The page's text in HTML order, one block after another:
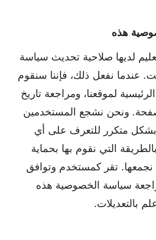
هذه
لديها صلاحية تحديث سياسة
عندما نفعل ذلك، فإننا سنقوم
لموقعنا، ومراجعة تاريخ
ونحن نشجع المستخدمين
متكرر للتعرف على أي
التي نقوم بها بحماية
نجمعها. تقر كمستخدم وتوافق
سياسة الخصوصية هذه
بالتعديلات.